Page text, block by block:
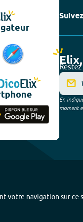
En
moment
votre navigation sur ce